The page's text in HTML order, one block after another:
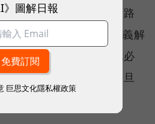
供完整的儲存與高速網路
（QNAP）總經理劉文義解
或敏感度不能上雲，就必
用的地方；運算需求一旦
也自然被推向地端 AI。
》圖解日報
巨思文化隱私權政策